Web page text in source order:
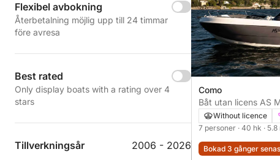
Flexibel avbokning
Återbetalning möjlig upp till 24 timmar
före avresa
Best rated
Only display boats with a rating over 4
stars
Tillverkningsår 2006 - 2026
Como
Båt utan licens AS MARINE 19 GL
Without licence
7 personer · 40 hk · 5.8
Bokad 3 gånger